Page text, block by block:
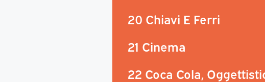
20 Chiavi E Ferri
21 Cinema
22 Coca Cola,